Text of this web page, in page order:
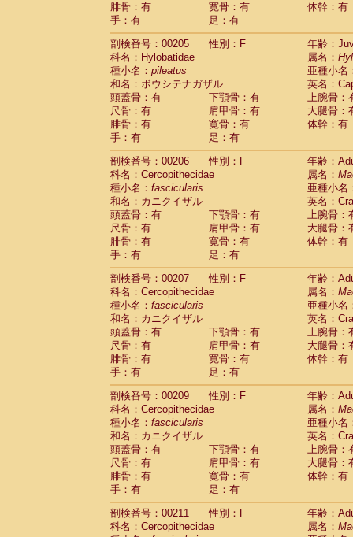
腓骨：有
寛骨：有
体幹：有
手：有
足：有
剖検番号：00205
性別：F
年齢：
科名：Hylobatidae
属名：
種小名： pileatus
亜種小名
和名：ボウシテナガザル
英名：
頭蓋骨：有
下顎骨：有
上腕骨：
尺骨：有
肩甲骨：有
大腿骨：
腓骨：有
寛骨：有
体幹：有
手：有
足：有
剖検番号：00206
性別：F
年齢：
科名：Cercopithecidae
属名：
種小名： fascicularis
亜種小名
和名：カニクイザル
英名：
頭蓋骨：有
下顎骨：有
上腕骨：
尺骨：有
肩甲骨：有
大腿骨：
腓骨：有
寛骨：有
体幹：有
手：有
足：有
剖検番号：00207
性別：F
年齢：
科名：Cercopithecidae
属名：
種小名： fascicularis
亜種小名
和名：カニクイザル
英名：
頭蓋骨：有
下顎骨：有
上腕骨：
尺骨：有
肩甲骨：有
大腿骨：
腓骨：有
寛骨：有
体幹：有
手：有
足：有
剖検番号：00209
性別：F
年齢：
科名：Cercopithecidae
属名：
種小名： fascicularis
亜種小名
和名：カニクイザル
英名：
頭蓋骨：有
下顎骨：有
上腕骨：
尺骨：有
肩甲骨：有
大腿骨：
腓骨：有
寛骨：有
体幹：有
手：有
足：有
剖検番号：00211
性別：F
年齢：
科名：Cercopithecidae
属名：